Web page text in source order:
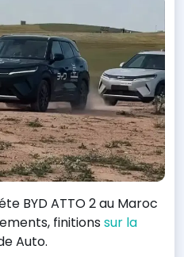
BYD ATTO 2 au Maroc
finitionssur la
Auto.